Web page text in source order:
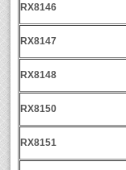
RX8146
RX8147
RX8148
RX8150
RX8151